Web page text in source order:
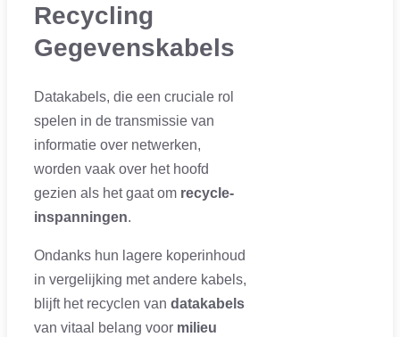
Recycling
Gegevenskabels
Datakabels, die een cruciale rol
spelen in de transmissie van
informatie over netwerken,
worden vaak over het hoofd
gezien als het gaat om recycle-
inspanningen.
Ondanks hun lagere koperinhoud
in vergelijking met andere kabels,
blijft het recyclen van datakabels
van vitaal belang voor milieu